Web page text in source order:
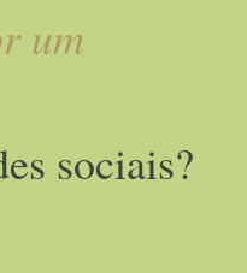
um
sociais?